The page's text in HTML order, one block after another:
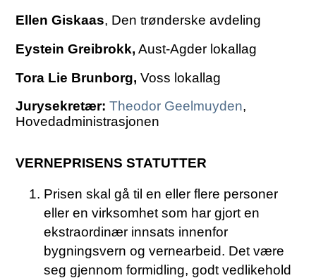
Ellen Giskaas, Den trønderske avdeling
Eystein Greibrokk, Aust-Agder lokallag
Tora Lie Brunborg, Voss lokallag
Jurysekretær: Theodor Geelmuyden,
Hovedadministrasjonen
VERNEPRISENS STATUTTER
Prisen skal gå til en eller flere personer
eller en virksomhet som har gjort en
ekstraordinær innsats innenfor
bygningsvern og vernearbeid. Det være
seg gjennom formidling, godt vedlikehold